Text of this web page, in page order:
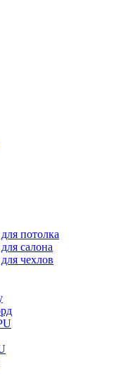
потолка
салона
чехлов